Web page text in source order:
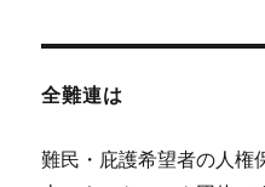
全難連は
難民・庇護希望者の人権